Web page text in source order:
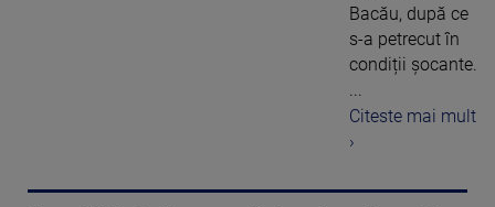
Bacău, după ce
s-a petrecut în
condiții șocante.
Citeste mai mult
›